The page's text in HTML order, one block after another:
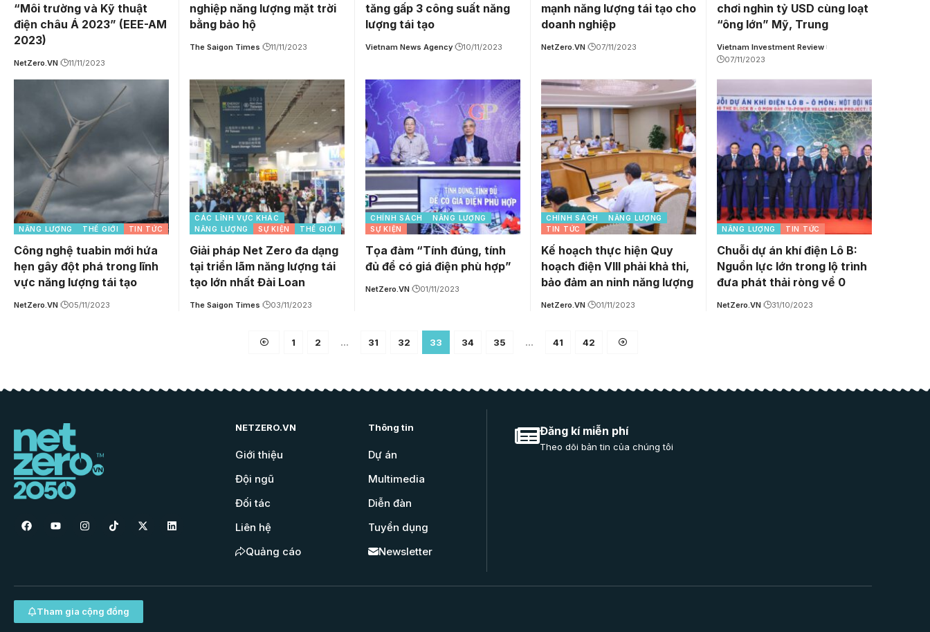
“Môi trường và Kỹ thuật
điện châu Á 2023” (EEE-AM
2023)
NetZero.VN 11/11/2023
nghiệp năng lượng mặt trời
bằng bảo hộ
The Saigon Times 11/11/2023
tăng gấp 3 công suất năng
lượng tái tạo
Vietnam News Agency 10/11/2023
mạnh năng lượng tái tạo cho
doanh nghiệp
NetZero.VN 07/11/2023
chơi nghìn tỷ USD cùng loạt
“ông lớn” Mỹ, Trung
Vietnam Investment Review
07/11/2023
NĂNG LƯỢNG THẾ GIỚI TIN TỨC
Công nghệ tuabin mới hứa
hẹn gây đột phá trong lĩnh
vực năng lượng tái tạo
NetZero.VN 05/11/2023
CÁC LĨNH VỰC KHÁC
NĂNG LƯỢNG
SỰ KIỆN THẾ GIỚI
Giải pháp Net Zero đa dạng
tại triển lãm năng lượng tái
tạo lớn nhất Đài Loan
The Saigon Times 03/11/2023
CHÍNH SÁCH
NĂNG LƯỢNG
SỰ KIỆN
Tọa đàm “Tính đúng, tính
đủ để có giá điện phù hợp”
NetZero.VN 01/11/2023
CHÍNH SÁCH
NĂNG LƯỢNG
TIN TỨC
Kế hoạch thực hiện Quy
hoạch điện VIII phải khả thi,
bảo đảm an ninh năng lượng
NetZero.VN 01/11/2023
NĂNG LƯỢNG TIN TỨC
Chuỗi dự án khí điện Lô B:
Nguồn lực lớn trong lộ trình
đưa phát thải ròng về 0
NetZero.VN 31/10/2023
1 2 … 31 32 33 34 35 … 41 42
NETZERO.VN
Giới thiệu
Đội ngũ
Đối tác
Liên hệ
Quảng cáo
Thông tin
Dự án
Multimedia
Diễn đàn
Tuyển dụng
Newsletter
Đăng kí miễn phí
Theo dõi bản tin của chúng tôi
Tham gia cộng đồng